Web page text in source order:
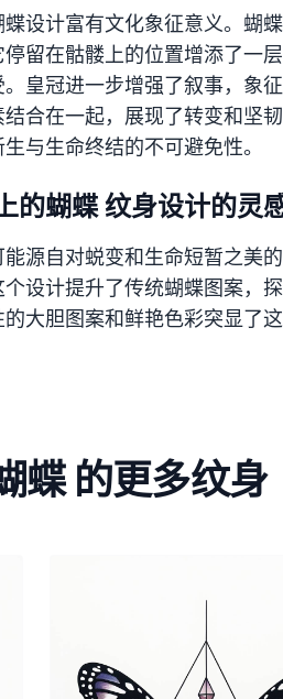
设计富有文化象征意义。蝴
留在骷髅上的位置增添了一
皇冠进一步增强了叙事，象
合在一起，展现了转变和坚
与生命终结的不可避免性。
的蝴蝶 纹身设计的灵
源自对蜕变和生命短暂之美
设计提升了传统蝴蝶图案，
大胆图案和鲜艳色彩突显了
蝶 的更多纹身